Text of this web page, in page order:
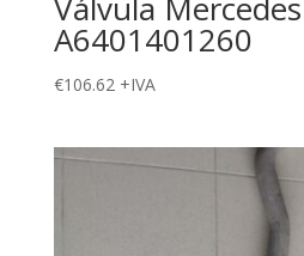
A6401401260
€106.62 +IVA